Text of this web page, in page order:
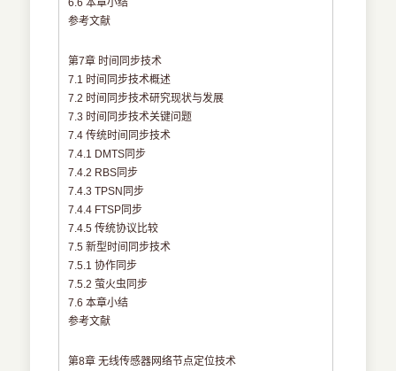
6.6 本章小结
参考文献
第7章 时间同步技术
7.1 时间同步技术概述
7.2 时间同步技术研究现状与发展
7.3 时间同步技术关键问题
7.4 传统时间同步技术
7.4.1 DMTS同步
7.4.2 RBS同步
7.4.3 TPSN同步
7.4.4 FTSP同步
7.4.5 传统协议比较
7.5 新型时间同步技术
7.5.1 协作同步
7.5.2 萤火虫同步
7.6 本章小结
参考文献
第8章 无线传感器网络节点定位技术